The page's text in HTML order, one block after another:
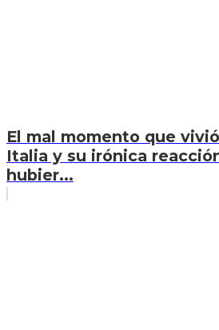
El mal momento que
Italia y su irónica
hubier...